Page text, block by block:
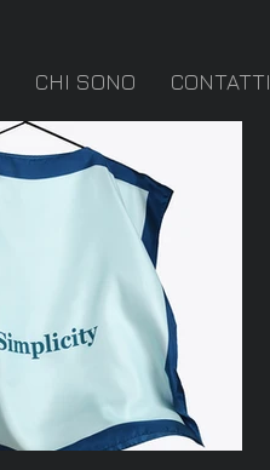
CHI SONO CONTATTI